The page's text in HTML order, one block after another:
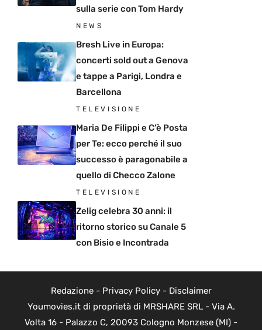
sulla serie con Tom Hardy
NEWS
Bresh Live in Europa:
concerti sold out a Genova
e tappe a Parigi, Londra e
Barcellona
TELEVISIONE
Maria De Filippi e C’è Posta
per Te: ecco perché il suo
successo è paragonabile a
quello di Checco Zalone
TELEVISIONE
Zelig celebra 30 anni: il
ritorno storico su Canale 5
con Bisio e Incontrada
Redazione- Privacy Policy- Disclaimer
Youmovies.it di proprietà di MRSHARE SRL - Via A.
Volta 16 - Palazzo C, 20093 Cologno Monzese (MI) -